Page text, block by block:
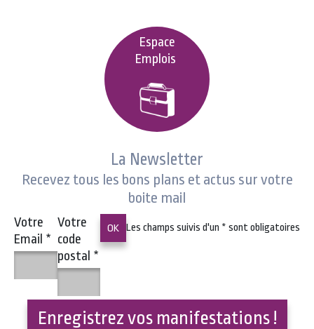
Espace
Emplois
La Newsletter
Recevez tous les bons plans et actus sur votre
boite mail
Votre
Email *
Votre
code
postal *
Les champs suivis d'un * sont obligatoires
Enregistrez vos manifestations !